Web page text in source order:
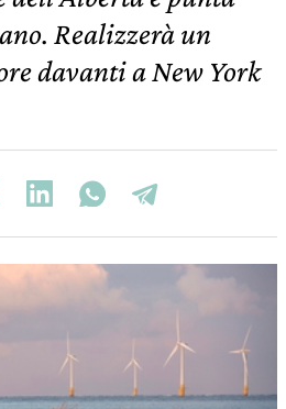
Realizzerà un
davanti a New York